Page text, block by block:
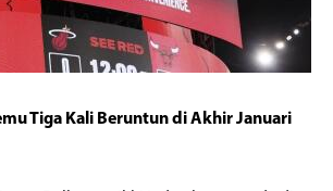
Tiga Kali Beruntun di Akhir Januari